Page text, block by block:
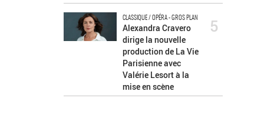
CLASSIQUE / OPÉRA - GROS PLAN
Alexandra Cravero
dirige la nouvelle
production de La Vie
Parisienne avec
Valérie Lesort à la
mise en scène
5